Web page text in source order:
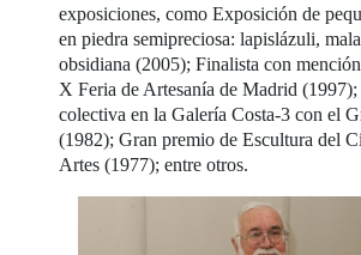
exposiciones, como Exposición de
en piedra semipreciosa: lapislázuli,
obsidiana (2005); Finalista con
X Feria de Artesanía de Madrid
colectiva en la Galería Costa-3 con el
(1982); Gran premio de Escultura del
Artes (1977); entre otros.